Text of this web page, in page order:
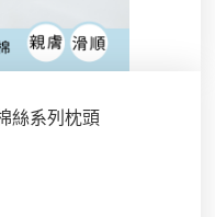
絲系列枕頭